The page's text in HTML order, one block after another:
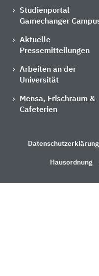
Studienportal
Gamechanger
Aktuelle
Pressemitteilungen
Arbeiten an der
Universität
Mensa, Frischraum &
Cafeterien
Datenschutzerklärung
Hausordnung